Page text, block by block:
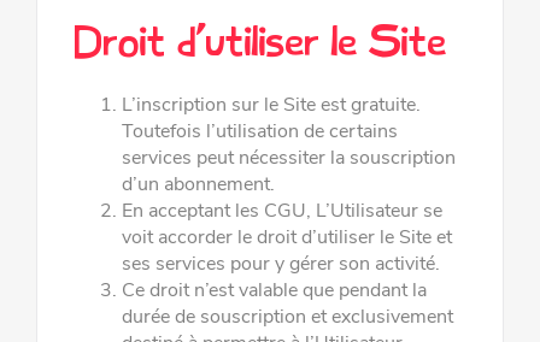
Droit d’utiliser le Site
L’inscription sur le Site est gratuite.
Toutefois l’utilisation de certains
services peut nécessiter la souscription
d’un abonnement.
En acceptant les CGU, L’Utilisateur se
voit accorder le droit d’utiliser le Site et
ses services pour y gérer son activité.
Ce droit n’est valable que pendant la
durée de souscription et exclusivement